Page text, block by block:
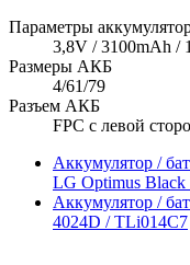
Параметры
3,8V / 3100mAh /
Размеры АКБ
4/61/79
Разъем АКБ
FPC с левой
Аккумулятор /
LG Optimus
Аккумулятор /
4024D / TLi014C7